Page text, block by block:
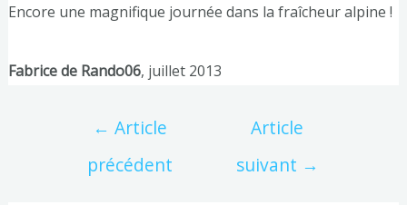
Encore une magnifique journée dans la fraîcheur alpine !
Fabrice de Rando06, juillet 2013
← Article
précédent
Article
suivant →